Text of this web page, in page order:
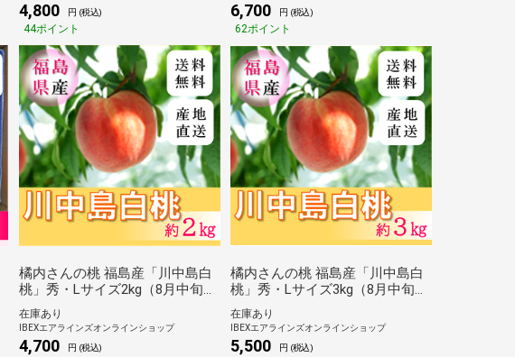
4,800 円 (税込)
44ポイント
6,700 円 (税込)
62ポイント
橘内さんの桃 福島産「川中島白
桃」秀・Lサイズ2kg（8月中旬～
お届け）【産地直送/送料無料】
在庫あり
IBEXエアラインズオンラインショップ
4,700 円 (税込)
橘内さんの桃 福島産「川中島白
桃」秀・Lサイズ3kg（8月中旬～
お届け）【産地直送/送料無料】
在庫あり
IBEXエアラインズオンラインショップ
5,500 円 (税込)